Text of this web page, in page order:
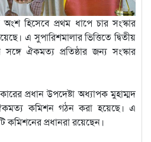
অংশ হিসেবে প্রথম ধাপে চার সংস্কার
এ সুপারিশমালার ভিত্তিতে দ্বিতীয়
ঐকমত্য প্রতিষ্ঠার জন্য সংস্কার
প্রধান উপদেষ্টা অধ্যাপক মুহাম্মদ
কমিশন গঠন করা হয়েছে। এ
কমিশনের প্রধানরা রয়েছেন।